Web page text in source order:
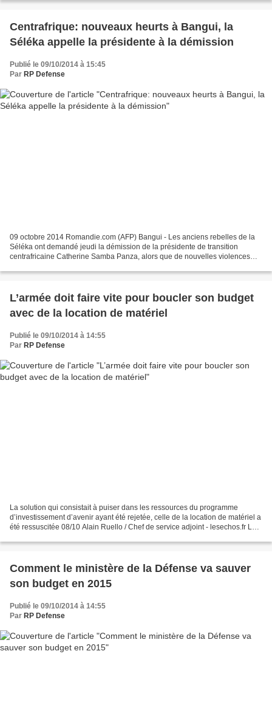
Centrafrique: nouveaux heurts à Bangui, la
Séléka appelle la présidente à la démission
Publié le 09/10/2014 à 15:45
Par RP Defense
09 octobre 2014 Romandie.com (AFP) Bangui - Les anciens rebelles de la
Séléka ont demandé jeudi la démission de la présidente de transition
centrafricaine Catherine Samba Panza, alors que de nouvelles violences
L’armée doit faire vite pour boucler son budget
avec de la location de matériel
Publié le 09/10/2014 à 14:55
Par RP Defense
La solution qui consistait à puiser dans les ressources du programme
d’investissement d’avenir ayant été rejetée, celle de la location de matériel a
été ressuscitée 08/10 Alain Ruello / Chef de service adjoint - lesechos.fr Le
Comment le ministère de la Défense va sauver
son budget en 2015
Publié le 09/10/2014 à 14:55
Par RP Defense